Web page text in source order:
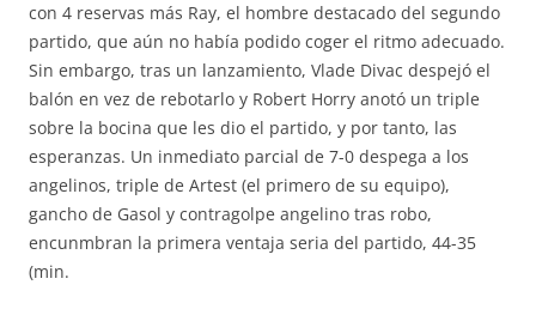
con 4 reservas más Ray, el hombre destacado del segundo
partido, que aún no había podido coger el ritmo adecuado.
Sin embargo, tras un lanzamiento, Vlade Divac despejó el
balón en vez de rebotarlo y Robert Horry anotó un triple
sobre la bocina que les dio el partido, y por tanto, las
esperanzas. Un inmediato parcial de 7-0 despega a los
angelinos, triple de Artest (el primero de su equipo),
gancho de Gasol y contragolpe angelino tras robo,
encunmbran la primera ventaja seria del partido, 44-35
(min.